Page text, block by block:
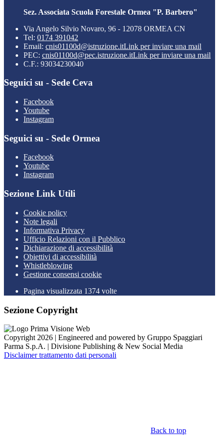
Sez. Associata Scuola Forestale Ormea "P. Barbero"
Via Angelo Silvio Novaro, 96 - 12078 ORMEA CN
Tel: 0174 391042
Email: cnis01100d@istruzione.itLink per inviare una mail
PEC: cnis01100d@pec.istruzione.itLink per inviare una mail
C.F.: 93034230040
Seguici su - Sede Ceva
Facebook
Youtube
Instagram
Seguici su - Sede Ormea
Facebook
Youtube
Instagram
Sezione Link Utili
Cookie policy
Note legali
Informativa Privacy
Ufficio Relazioni con il Pubblico
Dichiarazione di accessibilità
Obiettivi di accessibilità
Whistleblowing
Gestione consensi cookie
Pagina visualizzata 1374 volte
Sezione Copyright
Copyright 2026 | Engineered and powered by Gruppo Spaggiari
Parma S.p.A. | Divisione Publishing & New Social Media
Disclaimer trattamento dati personali
Back to top